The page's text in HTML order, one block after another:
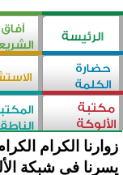
زوارنا الكرام
يسرنا في شبكة